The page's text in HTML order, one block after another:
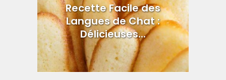
Recette Facile des
Langues de Chat :
Délicieuses...